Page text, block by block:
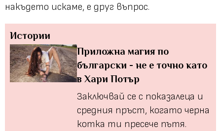
накъдето искаме, е друг въпрос.
Истории
Приложна магия по
български - не е точно като
в Хари Потър
Заключвай се с показалеца и
средния пръст, когато черна
котка ти пресече пътя.